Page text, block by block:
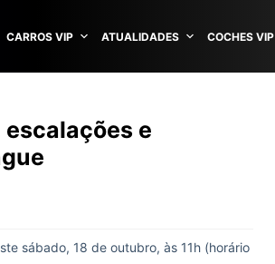
CARROS VIP ATUALIDADES COCHES VIP
e
sábado, 18 de outubro, às 11h (horário